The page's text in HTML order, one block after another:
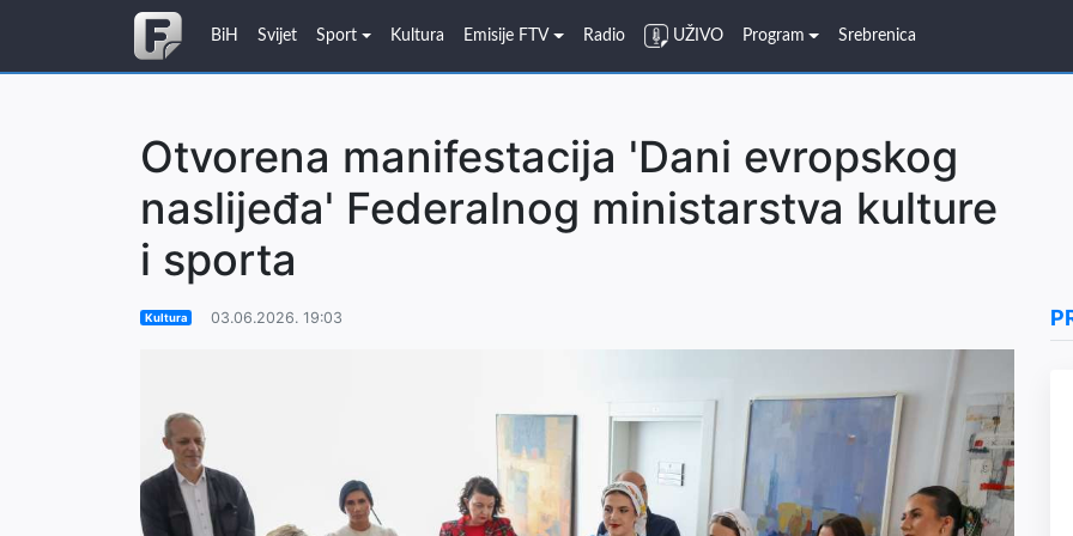
BiH Svijet Sport Kultura Emisije FTV Radio UŽIVO Program Srebrenica
Otvorena manifestacija 'Dani evropskog
naslijeđa' Federalnog ministarstva kulture
i sporta
Kultura 03.06.2026. 19:03